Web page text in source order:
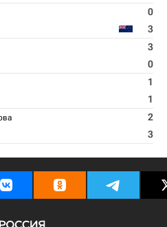
0
3
3
0
1
1
2
3